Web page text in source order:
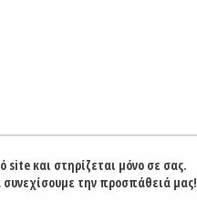
site και στηρίζεται μόνο σε σας.
συνεχίσουμε την προσπάθειά μας!